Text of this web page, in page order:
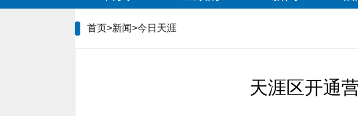
首页>新闻>今日天涯
天涯区开通